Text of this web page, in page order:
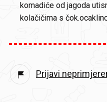
komadiće od jagoda
kolačičima s
Prijavi